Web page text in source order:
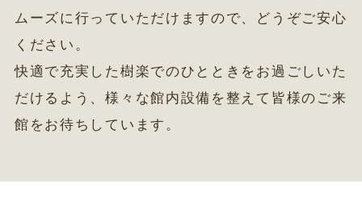
ムーズに行っていただけますので、どうぞご安心
ください。
快適で充実した樹楽でのひとときをお過ごしいた
だけるよう、様々な館内設備を整えて皆様のご来
館をお待ちしています。